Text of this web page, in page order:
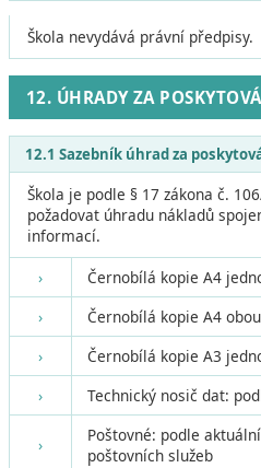
Škola nevydává právní předpisy.
12. ÚHRADY ZA
12.1 Sazebník úhrad za
Škola je podle § 17 zákona č.
požadovat úhradu nákladů
informací.
›
Černobílá kopie A4
›
Černobílá kopie A4
›
Černobílá kopie A3
›
Technický nosič dat:
›
Poštovné: podle
poštovních služeb